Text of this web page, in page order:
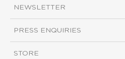
NEWSLETTER
PRESS ENQUIRIES
STORE